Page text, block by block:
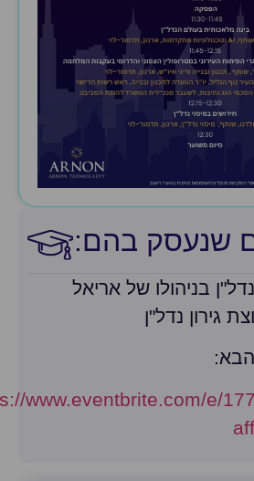
בהם:​
בניהולו של אריאל
נדל"ן
https://www.eventbrite.com/